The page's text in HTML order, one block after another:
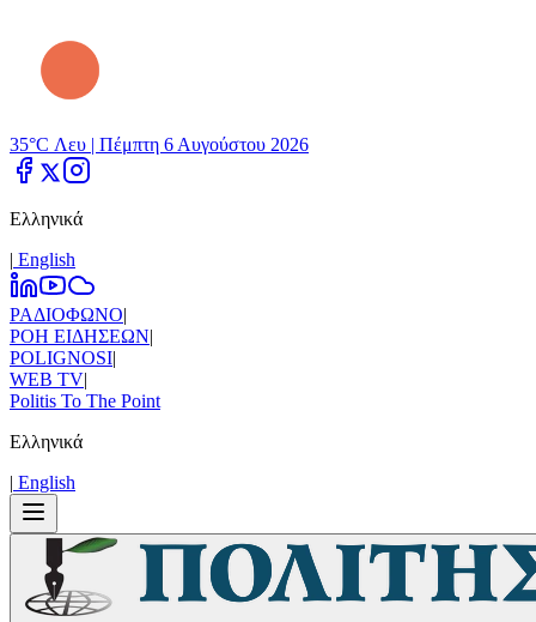
35°C Λευ | Πέμπτη 6 Αυγούστου 2026
Ελληνικά
| Εnglish
ΡΑΔΙΟΦΩΝΟ|
ΡΟΗ ΕΙΔΗΣΕΩΝ|
POLIGNOSI|
WEB TV|
Politis To The Point
Ελληνικά
| Εnglish